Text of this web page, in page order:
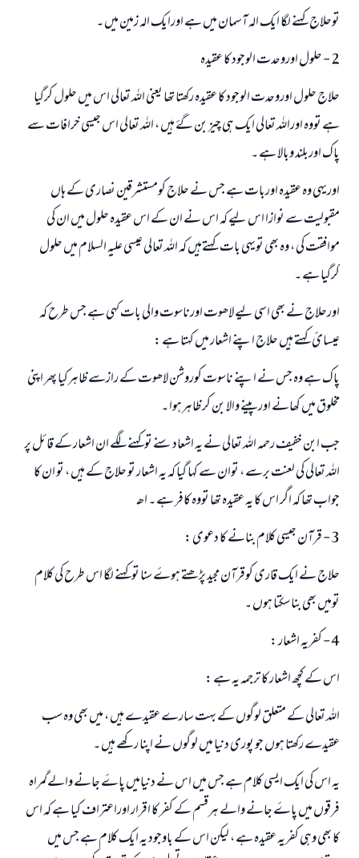
توحلاج کہنے لگا ایک الہ آسمان میں ہے اورایک الہ زمین میں ۔
2 - حلول اوروحدت الوجود کا عقیدہ
حلاج حلول اوروحدت الوجود کا عقیدہ رکھتا تھا یعنی اللہ تعالی اس میں حلول کرگيا
ہے تووہ اوراللہ تعالی ایک ہی چیز بن گۓ ہیں ، اللہ تعالی اس جیسی خرافات سے
پاک اوربلند وبالا ہے ۔
اوریہی وہ عقیدہ اوربات ہے جس نے حلاج کومستشرقین نصاری کے ہاں
مقبولیت سے نوازا اس لیے کہ اس نے ان کے اس عقیدہ حلول میں ان کی
موافقت کی ، وہ بھی تویہی بات کہتےہیں کہ اللہ تعالی عیسی علیہ السلام میں حلول
کرگيا ہے ۔
اورحلاج نے بھی اسی لیے لاھوت اورناسوت والی بات کہی ہے جس طرح کہ
عیسا‏ئ کہتے ہيں حلاج اپنے اشعار میں کہتا ہے :
پاک ہے وہ جس نے اپنے ناسوت کوروشن لاھوت کے رازسے ظاہرکیا پھر اپنی
مخلوق میں کھانے اورپینے والا بن کر ظاہرہوا ۔
جب ابن خفیف رحمہ اللہ تعالی نے یہ اشعاد سنے توکہنے لگے ان اشعار کے قائل پر
اللہ تعالی کی لعنت برسے ، توان سے کہا گيا کہ یہ اشعار تو حلاج کے ہیں ، تو ان کا
جواب تھا کہ اگر اس کا یہ عقیدہ تھا تووہ کافر ہے ۔ اھـ
3 - قرآن جیسی کلام بنانے کا دعوی :
حلاج نے ایک قاری کوقرآن مجید پڑھتے ہوۓ سنا توکہنے لگا اس طرح کی کلام
تومیں بھی بنا سکتا ہوں ۔
4 - کفریہ اشعار :
اس کے کچھ اشعار کا ترجمہ یہ ہے :
اللہ تعالی کے متعلق لوگوں کے بہت سارے عقیدے ہیں ، میں بھی وہ سب
عقیدے رکھتا ہوں جو پوری دنیا میں لوگوں نے اپنا رکھے ہیں ۔
یہ اس کی ایک ایسی کلام ہے جس میں اس نے دنیامیں پاۓ جانے والےگمراہ
فرقوں میں پاۓ جانے والے ہرقسم کے کفر کا اقرار اوراعتراف کیا ہے کہ اس
کا بھی وہی کفریہ عقیدہ ہے ، لیکن اس کے باوجود یہ ایک کلام ہے جس میں
جواب نمبر 110845 نے نکاح ٹوٹنے سے بچایا۔
امت مسلمہ کے واسطے جوابات پیش کرنے کے لیے ہماری مدد کریں